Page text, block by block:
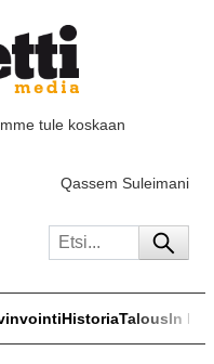
tule koskaan
Qassem Suleimani
HistoriaTalousIn